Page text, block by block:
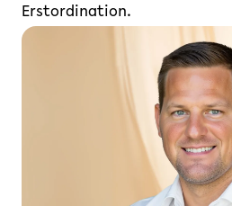
Erstordination.